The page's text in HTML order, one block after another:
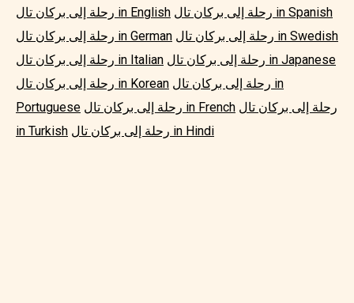
رحلة إلى بركان تال in English
رحلة إلى بركان تال in Spanish
رحلة إلى بركان تال in German
رحلة إلى بركان تال in Swedish
رحلة إلى بركان تال in Italian
رحلة إلى بركان تال in Japanese
رحلة إلى بركان تال in Korean رحلة إلى بركان تال in
Portuguese
رحلة إلى بركان تال in French رحلة إلى بركان تال
in Turkish
رحلة إلى بركان تال in Hindi